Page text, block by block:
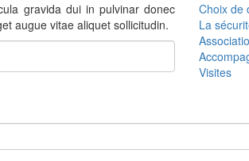
gravida dui in pulvinar donec
augue vitae aliquet sollicitudin.
Choix de
La
Visites